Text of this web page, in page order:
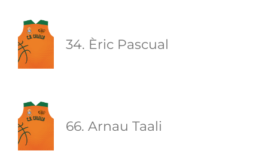
34. Èric Pascual
66. Arnau Taali